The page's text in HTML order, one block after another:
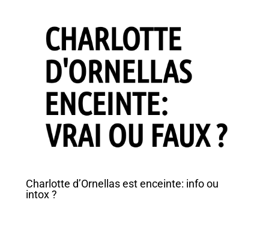
Charlotte d’Ornellas est enceinte: info ou
intox ?